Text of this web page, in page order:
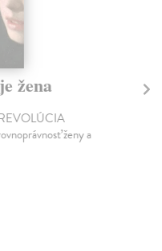
žena
ženy a